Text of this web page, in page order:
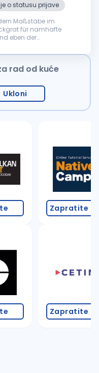
o statusu prijave
Maßstäbe im
für namhafte
eben der
rad od kuće
Ukloni
Zapratite
Zapratite